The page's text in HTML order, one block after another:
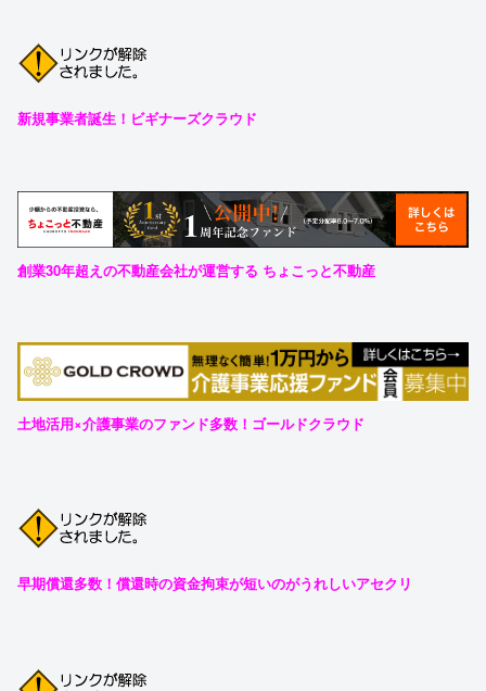
新規事業者誕生！ビギナーズクラウド
創業30年超えの不動産会社が運営する ちょこっと不動産
土地活用×介護事業のファンド多数！ゴールドクラウド
早期償還多数！償還時の資金拘束が短いのがうれしいアセクリ